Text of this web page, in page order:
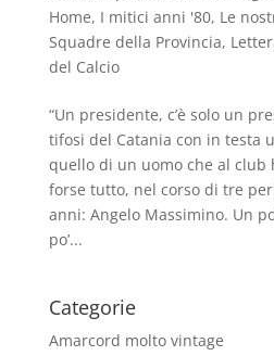
Home, I mitici anni '80, Le
Squadre della Provincia,
del Calcio
“Un presidente, c’è solo un
tifosi del Catania con in testa
quello di un uomo che al club
forse tutto, nel corso di tre
anni: Angelo Massimino. Un
po’...
Categorie
Amarcord molto vintage